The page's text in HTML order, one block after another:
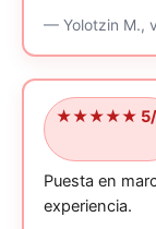
—Yolotzin M.,
★★★★★
Puesta en
experiencia.